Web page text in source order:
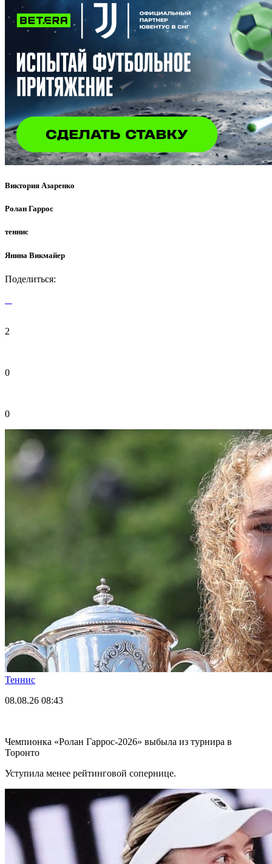
Виктория Азаренко
Ролан Гаррос
теннис
Янина Викмайер
Поделиться:
2
0
0
Теннис
08.08.26 08:43
Чемпионка «Ролан Гаррос-2026» выбыла из турнира в
Торонто
Уступила менее рейтинговой сопернице.